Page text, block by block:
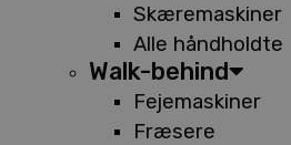
Skæremaskiner
Alle håndholdte
Walk-behind
Fejemaskiner
Fræsere